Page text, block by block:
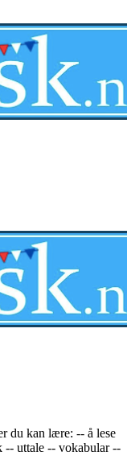
du kan lære: -- å lese
-- uttale -- vokabular --